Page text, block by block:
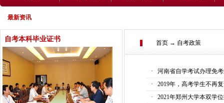
最新资讯
自考本科毕业证书 首页 → 自考政策
·
河南省自学考试办理免
·
2019年，高考学生不再
·
2021年郑州大学本双学